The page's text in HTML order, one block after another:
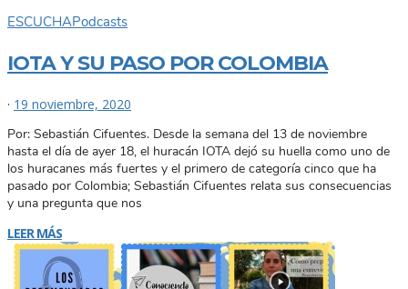
ESCUCHAPodcasts
IOTA Y SU PASO POR COLOMBIA
· 19 noviembre, 2020
Por: Sebastián Cifuentes. Desde la semana del 13 de noviembre
hasta el día de ayer 18, el huracán IOTA dejó su huella como uno de
los huracanes más fuertes y el primero de categoría cinco que ha
pasado por Colombia; Sebastián Cifuentes relata sus consecuencias
y una pregunta que nos
LEER MÁS